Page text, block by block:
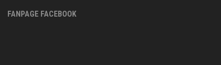
FANPAGE FACEBOOK